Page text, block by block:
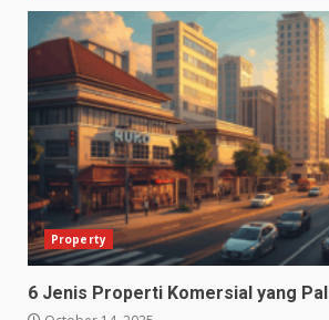
Property
6 Jenis Properti Komersial yang